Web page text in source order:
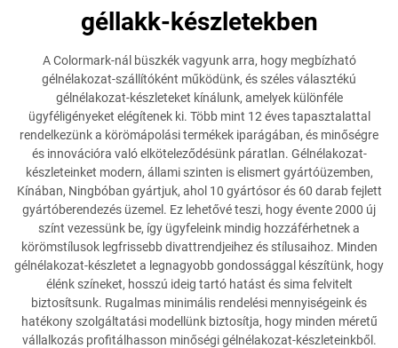
géllakk-készletekben
A Colormark-nál büszkék vagyunk arra, hogy megbízható
gélnélakozat-szállítóként működünk, és széles választékú
gélnélakozat-készleteket kínálunk, amelyek különféle
ügyféligényeket elégítenek ki. Több mint 12 éves tapasztalattal
rendelkezünk a körömápolási termékek iparágában, és minőségre
és innovációra való elköteleződésünk páratlan. Gélnélakozat-
készleteinket modern, állami szinten is elismert gyártóüzemben,
Kínában, Ningbóban gyártjuk, ahol 10 gyártósor és 60 darab fejlett
gyártóberendezés üzemel. Ez lehetővé teszi, hogy évente 2000 új
színt vezessünk be, így ügyfeleink mindig hozzáférhetnek a
körömstílusok legfrissebb divattrendjeihez és stílusaihoz. Minden
gélnélakozat-készletet a legnagyobb gondossággal készítünk, hogy
élénk színeket, hosszú ideig tartó hatást és sima felvitelt
biztosítsunk. Rugalmas minimális rendelési mennyiségeink és
hatékony szolgáltatási modellünk biztosítja, hogy minden méretű
vállalkozás profitálhasson minőségi gélnélakozat-készleteinkből.